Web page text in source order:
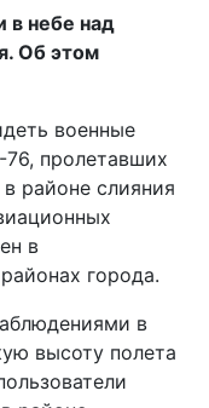
в небе над
Об этом
военные
пролетавших
районе слияния
в
города.
в
высоту полета